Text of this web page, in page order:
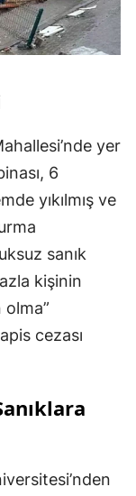
yer
6
yıkılmış ve
sanık
kişinin
olma”
cezası